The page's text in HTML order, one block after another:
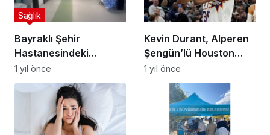
Bayraklı Şehir
Hastanesindeki
Sandalyeler İade Edildi!
Sağlık
1 yıl önce
Kevin Durant, Alperen
Şengün’lü Houston
Rockets’a transfer
1 yıl önce